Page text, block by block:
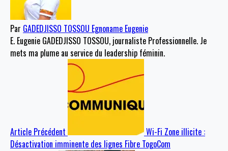
Par GADEDJISSO TOSSOU Egnoname Eugenie
E. Eugenie GADEDJISSO TOSSOU, journaliste Professionnelle. Je
mets ma plume au service du leadership féminin.
Article Précédent
Wi-Fi Zone illicite :
Désactivation imminente des lignes Fibre TogoCom